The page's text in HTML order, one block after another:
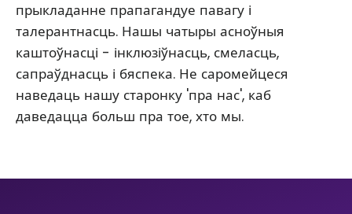
прыкладанне прапагандуе павагу і
талерантнасць. Нашы чатыры асноўныя
каштоўнасці - інклюзіўнасць, смеласць,
сапраўднасць і бяспека. Не саромейцеся
наведаць нашу старонку 'пра нас', каб
даведацца больш пра тое, хто мы.